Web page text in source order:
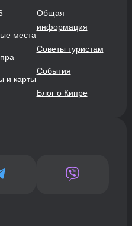
места
и карты
Общая
информация
Советы туристам
События
Блог о Кипре
